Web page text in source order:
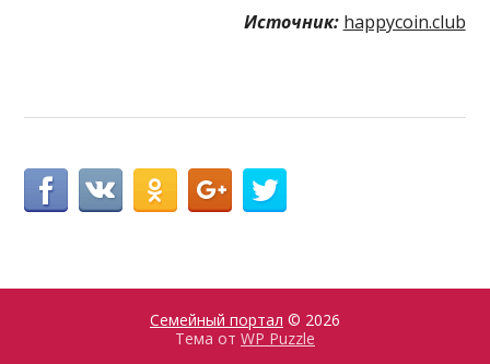
Источник: happycoin.club
Семейный портал © 2026
Тема от WP Puzzle